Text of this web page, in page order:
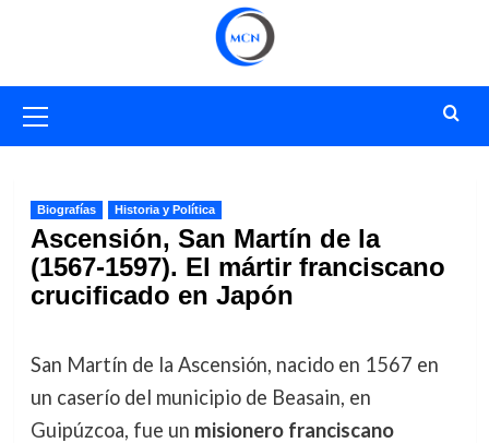
primario
Biografías Historia y Política
Ascensión, San Martín de la
(1567-1597). El mártir franciscano
crucificado en Japón
San Martín de la Ascensión, nacido en 1567 en
un caserío del municipio de Beasain, en
Guipúzcoa, fue un misionero franciscano